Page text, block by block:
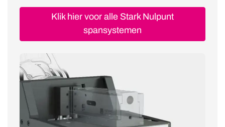
Klik hier voor alle Stark Nulpunt
spansystemen